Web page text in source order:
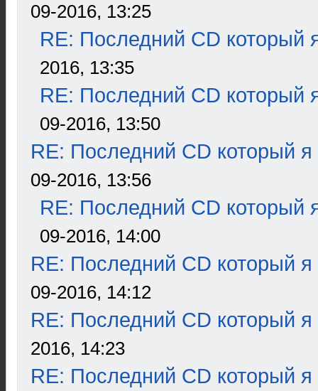
09-2016, 13:25
RE: Последний CD который
2016, 13:35
RE: Последний CD который
09-2016, 13:50
RE: Последний CD который я
09-2016, 13:56
RE: Последний CD который
09-2016, 14:00
RE: Последний CD который я
09-2016, 14:12
RE: Последний CD который я
2016, 14:23
RE: Последний CD который я